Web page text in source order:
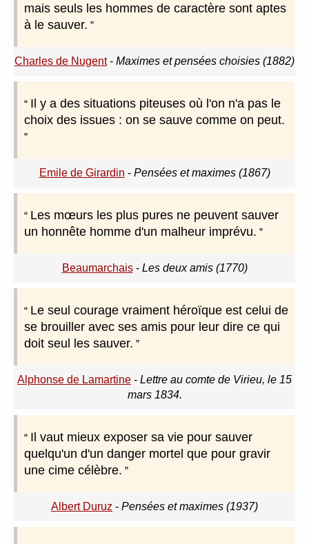
mais seuls les hommes de caractère sont aptes
à le sauver.
Charles de Nugent- Maximes et pensées choisies (1882)
Il y a des situations piteuses où l'on n'a pas le
choix des issues : on se sauve comme on peut.
Emile de Girardin - Pensées et maximes (1867)
Les mœurs les plus pures ne peuvent sauver
un honnête homme d'un malheur imprévu.
Beaumarchais- Les deux amis (1770)
Le seul courage vraiment héroïque est celui de
se brouiller avec ses amis pour leur dire ce qui
doit seul les sauver.
Alphonse de Lamartine - Lettre au comte de Virieu, le 15
mars 1834.
Il vaut mieux exposer sa vie pour sauver
quelqu'un d'un danger mortel que pour gravir
une cime célèbre.
Albert Duruz - Pensées et maximes (1937)